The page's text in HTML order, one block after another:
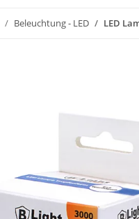
Beleuchtung - LED LED